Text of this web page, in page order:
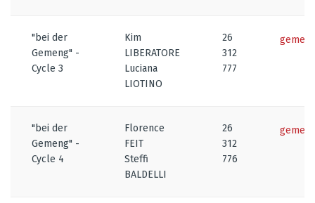
"bei der
Gemeng" -
Cycle 3
Kim
LIBERATORE
Luciana
LIOTINO
26
312
777
"bei der
Gemeng" -
Cycle 4
Florence
FEIT
Steffi
BALDELLI
26
312
776